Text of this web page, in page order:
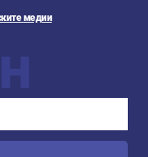
медии